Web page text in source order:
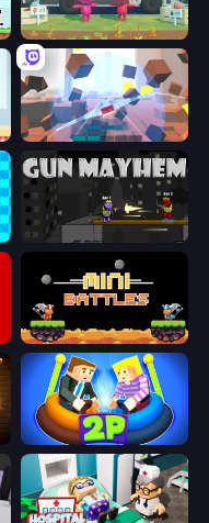
Root Vegetables & Co
Cubic Rush
Gun Mayhem
12 MiniBattles
Ragdoll Arena 2 Player